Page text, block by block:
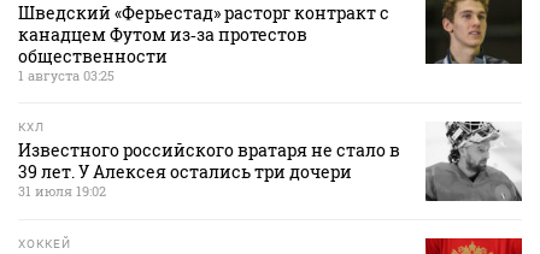
Шведский «Ферьестад» расторг контракт с
канадцем Футом из‑за протестов
общественности
1 августа 03:25
КХЛ
Известного российского вратаря не стало в
39 лет. У Алексея остались три дочери
31 июля 19:02
ХОККЕЙ